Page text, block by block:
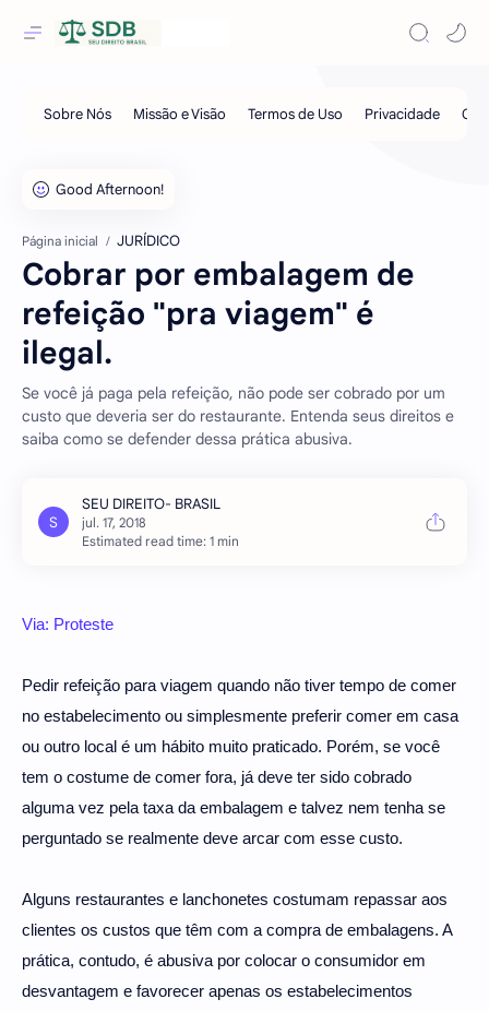
Página inicial JURÍDICO
Cobrar por embalagem de
refeição "pra viagem" é
ilegal.
Se você já paga pela refeição, não pode ser cobrado por um
custo que deveria ser do restaurante. Entenda seus direitos e
saiba como se defender dessa prática abusiva.
Estimated read time: 1 min
Via: Proteste
Pedir refeição para viagem quando não tiver tempo de comer
no estabelecimento ou simplesmente preferir comer em casa
ou outro local é um hábito muito praticado. Porém, se você
tem o costume de comer fora, já deve ter sido cobrado
alguma vez pela taxa da embalagem e talvez nem tenha se
perguntado se realmente deve arcar com esse custo.
Alguns restaurantes e lanchonetes costumam repassar aos
clientes os custos que têm com a compra de embalagens. A
prática, contudo, é abusiva por colocar o consumidor em
desvantagem e favorecer apenas os estabelecimentos